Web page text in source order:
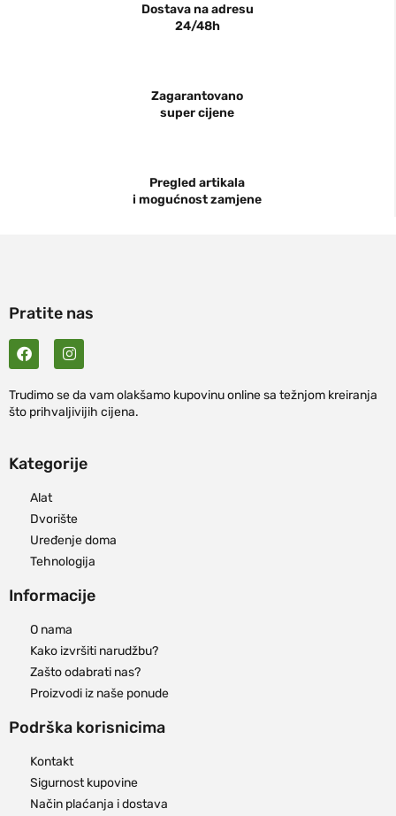
Dostava na adresu
24/48h
Zagarantovano
super cijene
Pregled artikala
i mogućnost zamjene
Pratite nas
Trudimo se da vam olakšamo kupovinu online sa težnjom kreiranja
što prihvaljivijih cijena.
Kategorije
Alat
Dvorište
Uređenje doma
Tehnologija
Informacije
O nama
Kako izvršiti narudžbu?
Zašto odabrati nas?
Proizvodi iz naše ponude
Podrška korisnicima
Kontakt
Sigurnost kupovine
Način plaćanja i dostava